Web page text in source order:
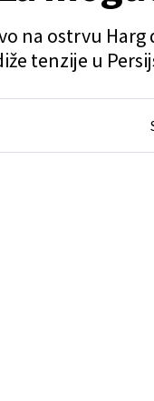
na ostrvu
tenzije u